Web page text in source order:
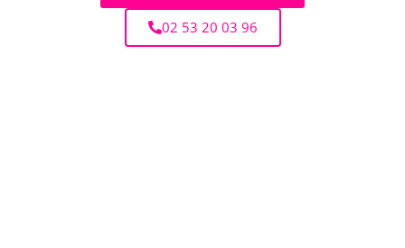
02 53 20 03 96